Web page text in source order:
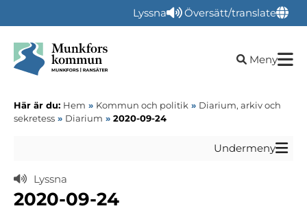
Lyssna Översätt/translate
Öppna
Meny
Här är du: Hem » Kommun och politik » Diarium, arkiv och
sekretess » Diarium » 2020-09-24
Undermeny
Lyssna
2020-09-24